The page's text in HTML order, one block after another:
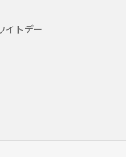
イトデー